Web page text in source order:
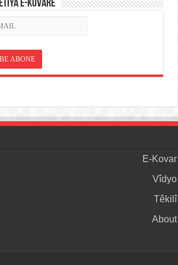
E-KOVARÊ
E-Kovar
Vîdyo
Têkilî
About